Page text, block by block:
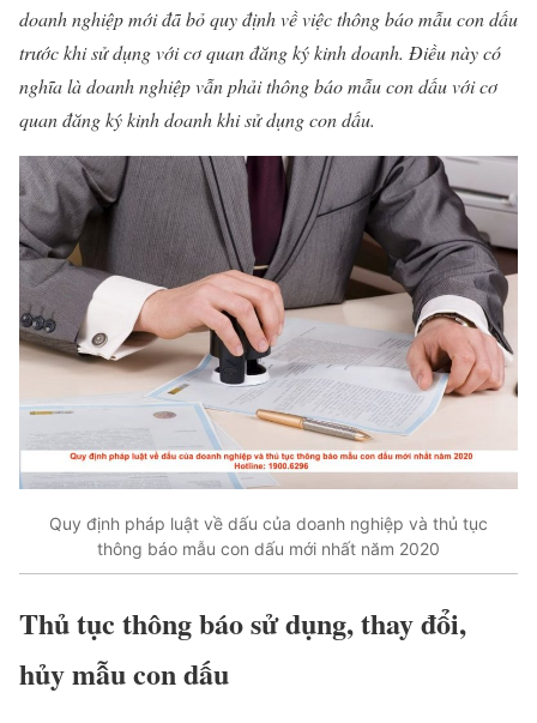
doanh nghiệp mới đã bỏ quy định về việc thông báo mẫu con dấu
trước khi sử dụng với cơ quan đăng ký kinh doanh. Điều này có
nghĩa là doanh nghiệp vẫn phải thông báo mẫu con dấu với cơ
quan đăng ký kinh doanh khi sử dụng con dấu.
Quy định pháp luật về dấu của doanh nghiệp và thủ tục
thông báo mẫu con dấu mới nhất năm 2020
Thủ tục thông báo sử dụng, thay đổi,
hủy mẫu con dấu